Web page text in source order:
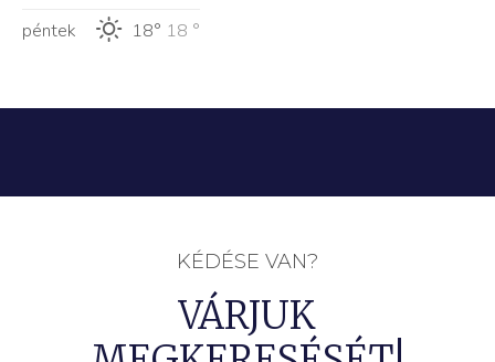
péntek
18° 18 °
KÉDÉSE VAN?
VÁRJUK